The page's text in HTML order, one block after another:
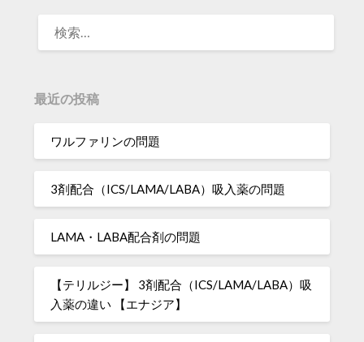
最近の投稿
ワルファリンの問題
3剤配合（ICS/LAMA/LABA）吸入薬の問題
LAMA・LABA配合剤の問題
【テリルジー】 3剤配合（ICS/LAMA/LABA）吸
入薬の違い 【エナジア】